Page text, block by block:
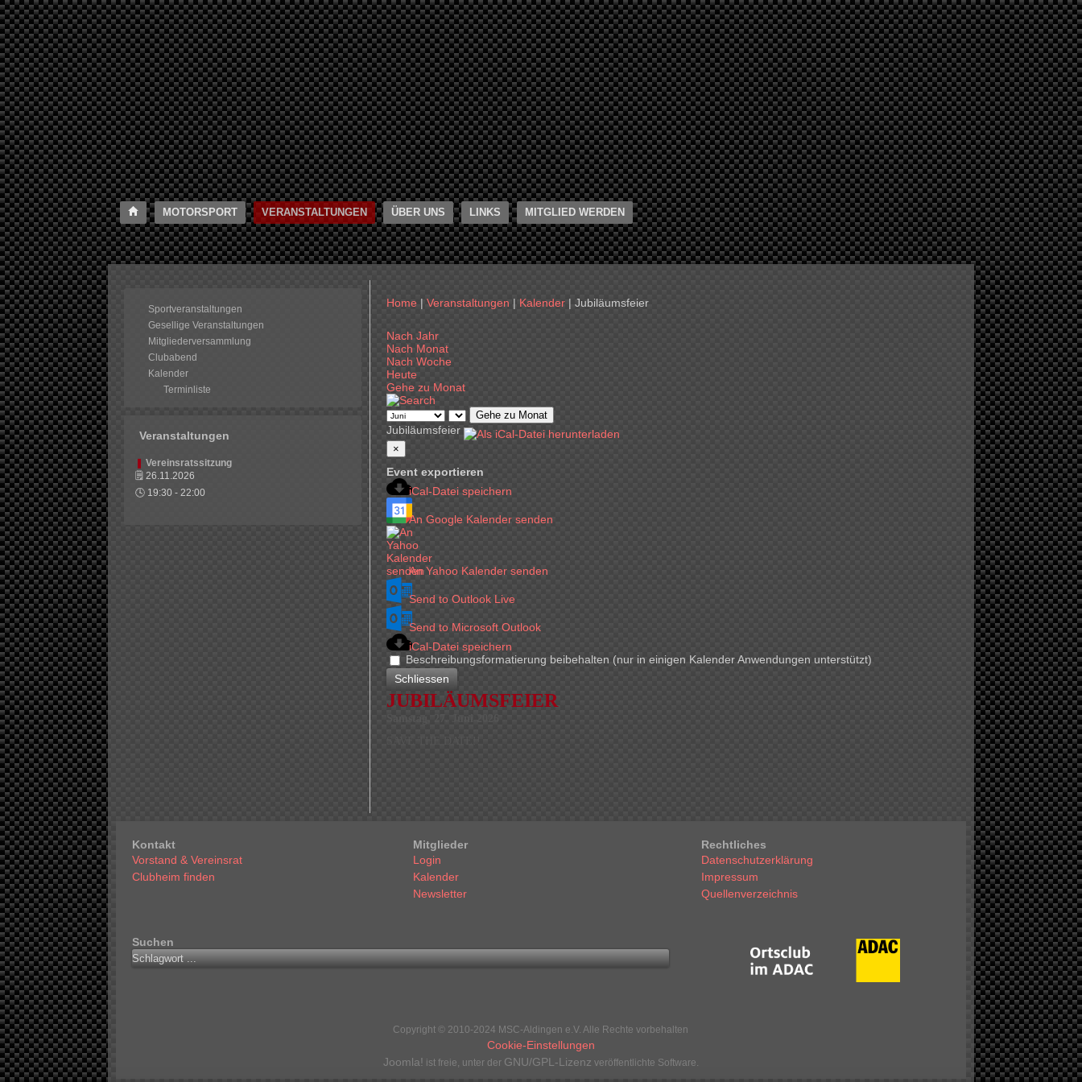
MOTORSPORT VERANSTALTUNGEN ÜBER UNS LINKS MITGLIED WERDEN
Sportveranstaltungen
Gesellige Veranstaltungen
Mitgliederversammlung
Clubabend
Kalender
Terminliste
Veranstaltungen
Vereinsratssitzung
🗒26.11.2026
🕓 19:30 -22:00
Home |Veranstaltungen | Kalender |Jubiläumsfeier
Nach Jahr
Nach Monat
Nach Woche
Heute
Gehe zu Monat
Gehe zu Monat
Jubiläumsfeier
×
Event exportieren
iCal-Datei speichern
An Google Kalender senden
An Yahoo Kalender senden
Send to Outlook Live
Send to Microsoft Outlook
iCal-Datei speichern
Beschreibungsformatierung beibehalten (nur in einigen Kalender Anwendungen unterstützt)
Schliessen
JUBILÄUMSFEIER
Kontakt
Vorstand & Vereinsrat
Clubheim finden
Mitglieder
Login
Kalender
Newsletter
Rechtliches
Datenschutzerklärung
Impressum
Quellenverzeichnis
Suchen
Copyright © 2010-2024 MSC-Aldingen e.V. Alle Rechte vorbehalten
Cookie-Einstellungen
Joomla! ist freie, unter der GNU/GPL-Lizenz veröffentlichte Software.